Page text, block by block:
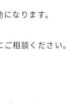
なります。
相談ください。